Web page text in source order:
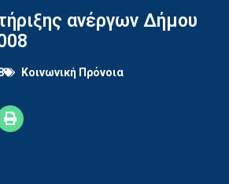
ανέργων Δήμου
Κοινωνική Πρόνοια